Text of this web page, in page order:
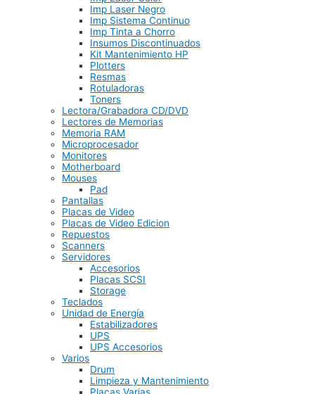
Imp Laser Negro
Imp Sistema Continuo
Imp Tinta a Chorro
Insumos Discontinuados
Kit Mantenimiento HP
Plotters
Resmas
Rotuladoras
Toners
Lectora/Grabadora CD/DVD
Lectores de Memorias
Memoria RAM
Microprocesador
Monitores
Motherboard
Mouses
Pad
Pantallas
Placas de Video
Placas de Video Edicion
Repuestos
Scanners
Servidores
Accesorios
Placas SCSI
Storage
Teclados
Unidad de Energía
Estabilizadores
UPS
UPS Accesorios
Varios
Drum
Limpieza y Mantenimiento